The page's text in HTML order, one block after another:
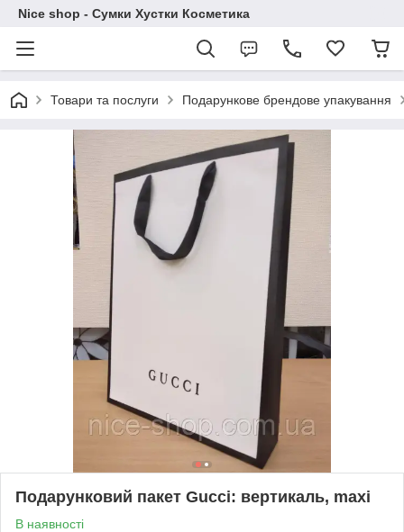
Nice shop - Сумки Хустки Косметика
Товари та послуги Подарункове брендове упакування
Подарунковий пакет Gucci: вертикаль, maxi
В наявності